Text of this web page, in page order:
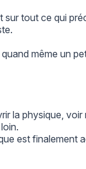
sur tout ce qui
même un
la physique,
est finalement